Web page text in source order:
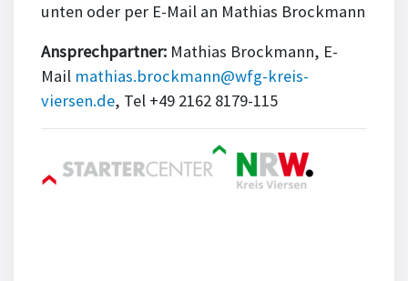
unten oder per E-Mail an Mathias Brockmann
Ansprechpartner: Mathias Brockmann, E-
Mail mathias.brockmann@wfg-kreis-
viersen.de, Tel +49 2162 8179-115